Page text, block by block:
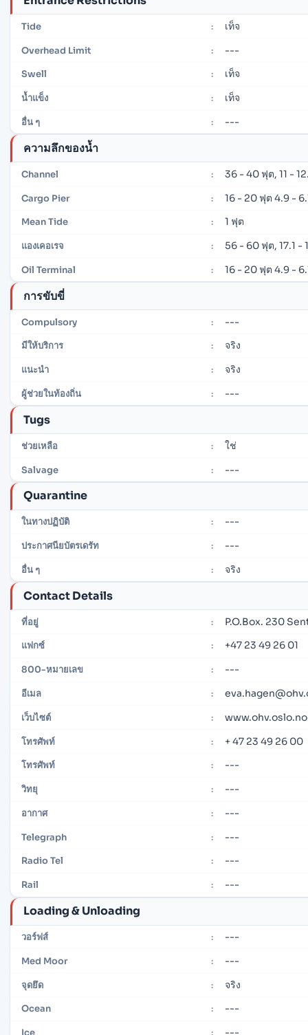
Tide : เท็จ
Overhead Limit : ---
Swell : เท็จ
น้ำแข็ง : เท็จ
อื่น ๆ : ---
ความลึกของน้ำ
Channel : 36 - 40 ฟุต, 11 -
Cargo Pier : 16 - 20 ฟุต 4.9 -
Mean Tide : 1 ฟุต
แองเคอเรจ : 56 - 60 ฟุต, 17.1 -
Oil Terminal : 16 - 20 ฟุต 4.9 -
การขับขี่
Compulsory : ---
มีให้บริการ : จริง
แนะนำ : จริง
ผู้ช่วยในท้องถิ่น : ---
Tugs
ช่วยเหลือ : ใช่
Salvage : ---
Quarantine
ในทางปฏิบัติ : ---
ประกาศนียบัตรเดรัท : ---
อื่น ๆ : จริง
Contact Details
ที่อยู่ : P.O.Box. 230
แฟกซ์ : +47 23 49 26 01
800-หมายเลข : ---
อีเมล :
เว็บไซต์ : www.ohv.oslo.no
โทรศัพท์ : + 47 23 49 26 00
โทรศัพท์ : ---
วิทยุ : ---
อากาศ : ---
Telegraph : ---
Radio Tel : ---
Rail : ---
Loading & Unloading
วอร์ฟส์ : ---
Med Moor : ---
จุดยึด : จริง
Ocean : ---
---